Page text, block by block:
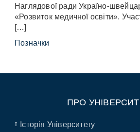
Наглядової ради Україно-
«Розвиток медичної освіти».
[…]
Позначки
ПРО
Історія Університету